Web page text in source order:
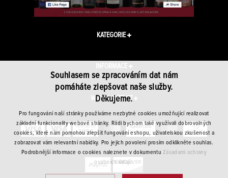
KATEGORIE
INFORMACE
WINEPLANET.CZ
Souhlasem se zpracováním dat nám
pomáháte zlepšovat naše služby.
Děkujeme.
Pro fungování naší stránky používáme nezbytné cookies umožňující realizovat
základní funkcionality webové stránky. Rádi bychom také využívali dobrovolných
cookies, které nám pomohou zlepšit fungování eshopu, uživatelskou zkušenost a
zobrazovat vám relevantní nabídky. Pro jejich povolení prosím odklikněte souhlas.
Podrobnější informace o cookies naleznete v dokumentuZásadami ochrany
osobních údajů.